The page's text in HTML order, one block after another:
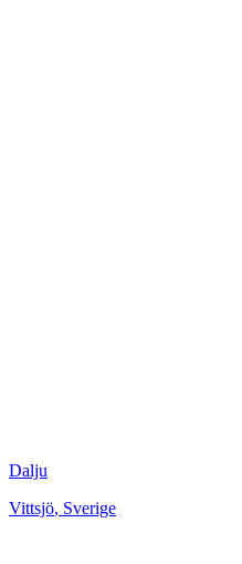
Dalju
Vittsjö, Sverige